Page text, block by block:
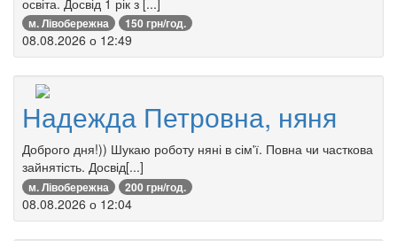
м. Лівобережна 150 грн/год.
08.08.2026 о 12:49
Надежда Петровна, няня
Доброго дня!)) Шукаю роботу няні в сім'ї. Повна чи часткова
зайнятість. Досвід[...]
м. Лівобережна 200 грн/год.
08.08.2026 о 12:04